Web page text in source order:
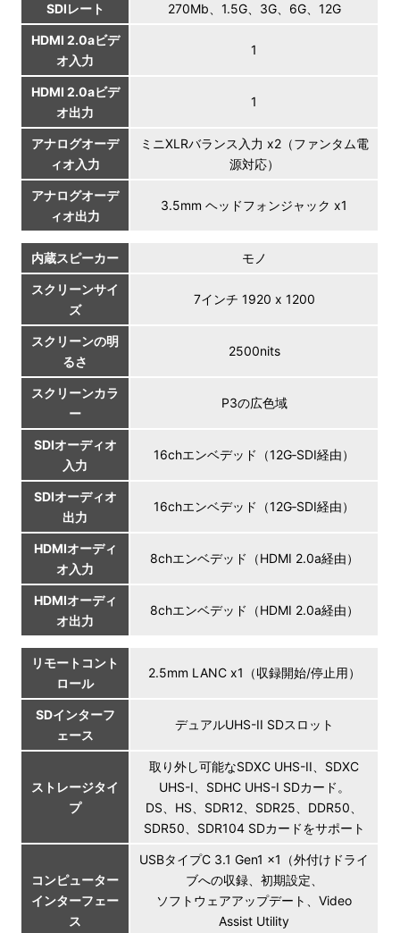
SDIレート 270Mb、1.5G、3G、6G、12G
HDMI 2.0aビデ
オ入力
1
HDMI 2.0aビデ
オ出力
1
アナログオーデ
ィオ入力
ミニXLRバランス入力 x2（ファンタム電
源対応）
アナログオーデ
ィオ出力
3.5mm ヘッドフォンジャック x1
内蔵スピーカー モノ
スクリーンサイ
ズ
7インチ 1920 x 1200
スクリーンの明
るさ
2500nits
スクリーンカラ
ー
P3の広色域
SDIオーディオ
入力
16chエンベデッド（12G‑SDI経由）
SDIオーディオ
出力
16chエンベデッド（12G‑SDI経由）
HDMIオーディ
オ入力
8chエンベデッド（HDMI 2.0a経由）
HDMIオーディ
オ出力
8chエンベデッド（HDMI 2.0a経由）
リモートコント
ロール
2.5mm LANC x1（収録開始/停止用）
SDインターフ
ェース
デュアルUHS-II SDスロット
ストレージタイ
プ
取り外し可能なSDXC UHS-II、SDXC
UHS-I、SDHC UHS-I SDカード。
DS、HS、SDR12、SDR25、DDR50、
SDR50、SDR104 SDカードをサポート
コンピューター
インターフェー
ス
USBタイプC 3.1 Gen1 x1（外付けドライ
ブへの収録、初期設定、
ソフトウェアアップデート、Video
Assist Utility